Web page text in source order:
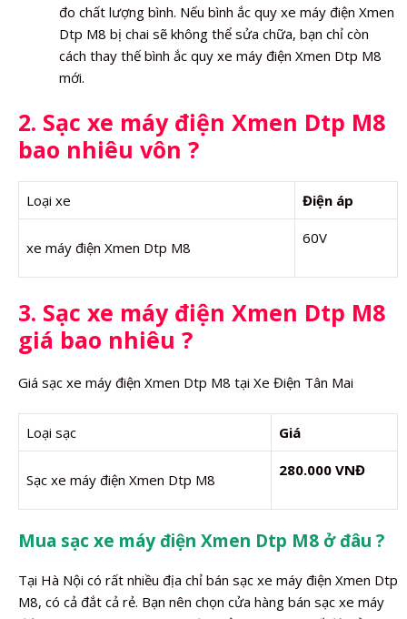
đo chất lượng bình. Nếu bình ắc quy xe máy điện Xmen
Dtp M8 bị chai sẽ không thể sửa chữa, bạn chỉ còn
cách thay thế bình ắc quy xe máy điện Xmen Dtp M8
mới.
2. Sạc xe máy điện Xmen Dtp M8
bao nhiêu vôn ?
Loại xe Điện áp
xe máy điện Xmen Dtp M8
60V
3. Sạc xe máy điện Xmen Dtp M8
giá bao nhiêu ?
Giá sạc xe máy điện Xmen Dtp M8 tại Xe Điện Tân Mai
Loại sạc Giá
Sạc xe máy điện Xmen Dtp M8
280.000 VNĐ
Mua sạc xe máy điện Xmen Dtp M8 ở đâu ?
Tại Hà Nội có rất nhiều địa chỉ bán sạc xe máy điện Xmen Dtp
M8, có cả đắt cả rẻ. Bạn nên chọn cửa hàng bán sạc xe máy